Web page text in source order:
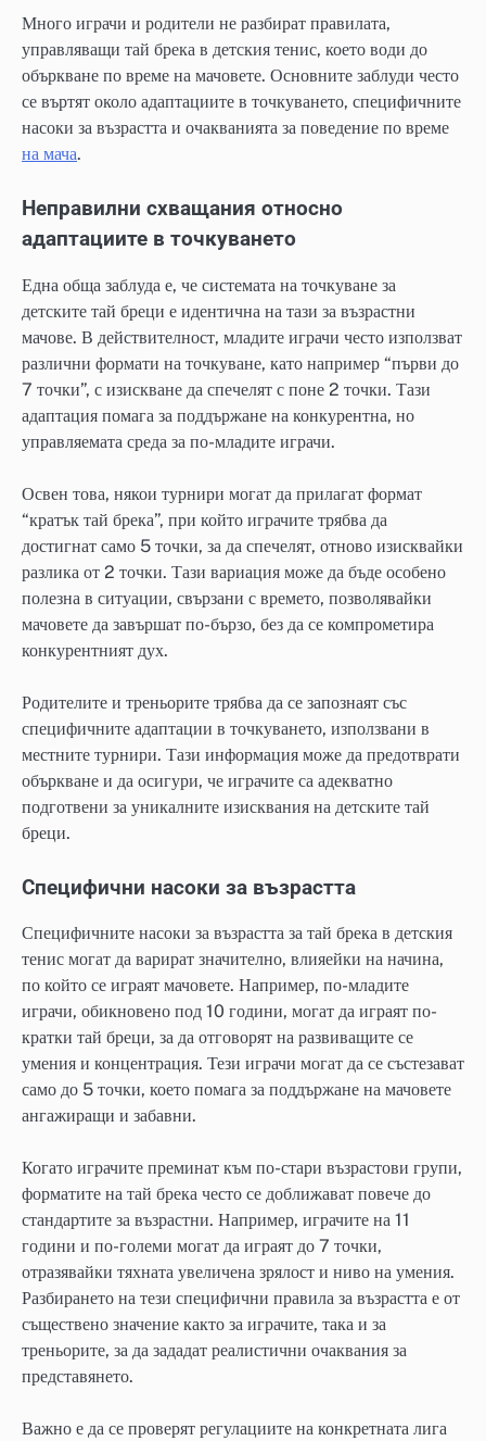
Много играчи и родители не разбират правилата,
управляващи тай брека в детския тенис, което води до
объркване по време на мачовете. Основните заблуди често
се въртят около адаптациите в точкуването, специфичните
насоки за възрастта и очакванията за поведение по време
на мача.
Неправилни схващания относно
адаптациите в точкуването
Една обща заблуда е, че системата на точкуване за
детските тай бреци е идентична на тази за възрастни
мачове. В действителност, младите играчи често използват
различни формати на точкуване, като например “първи до
7 точки”, с изискване да спечелят с поне 2 точки. Тази
адаптация помага за поддържане на конкурентна, но
управляемата среда за по-младите играчи.
Освен това, някои турнири могат да прилагат формат
“кратък тай брека”, при който играчите трябва да
достигнат само 5 точки, за да спечелят, отново изисквайки
разлика от 2 точки. Тази вариация може да бъде особено
полезна в ситуации, свързани с времето, позволявайки
мачовете да завършат по-бързо, без да се компрометира
конкурентният дух.
Родителите и треньорите трябва да се запознаят със
специфичните адаптации в точкуването, използвани в
местните турнири. Тази информация може да предотврати
объркване и да осигури, че играчите са адекватно
подготвени за уникалните изисквания на детските тай
бреци.
Специфични насоки за възрастта
Специфичните насоки за възрастта за тай брека в детския
тенис могат да варират значително, влияейки на начина,
по който се играят мачовете. Например, по-младите
играчи, обикновено под 10 години, могат да играят по-
кратки тай бреци, за да отговорят на развиващите се
умения и концентрация. Тези играчи могат да се състезават
само до 5 точки, което помага за поддържане на мачовете
ангажиращи и забавни.
Когато играчите преминат към по-стари възрастови групи,
форматите на тай брека често се доближават повече до
стандартите за възрастни. Например, играчите на 11
години и по-големи могат да играят до 7 точки,
отразявайки тяхната увеличена зрялост и ниво на умения.
Разбирането на тези специфични правила за възрастта е от
съществено значение както за играчите, така и за
треньорите, за да зададат реалистични очаквания за
представянето.
Важно е да се проверят регулациите на конкретната лига